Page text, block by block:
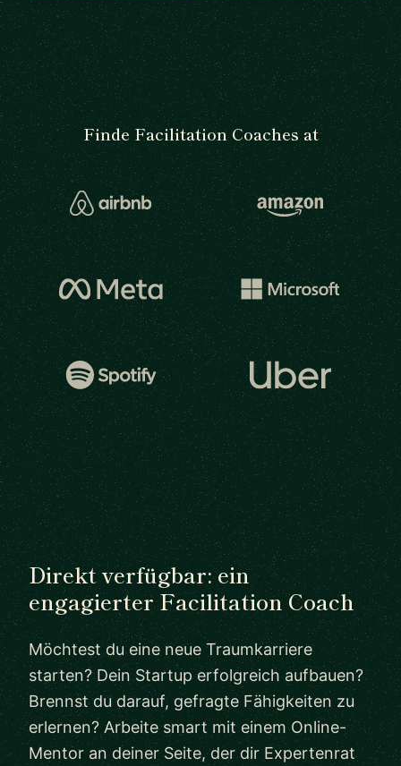
Finde Facilitation Coaches at
Direkt verfügbar: ein
engagierter Facilitation Coach
Möchtest du eine neue Traumkarriere
starten? Dein Startup erfolgreich aufbauen?
Brennst du darauf, gefragte Fähigkeiten zu
erlernen? Arbeite smart mit einem Online-
Mentor an deiner Seite, der dir Expertenrat